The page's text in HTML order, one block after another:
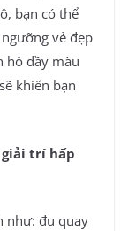
bạn có thể
vẻ đẹp
hô đầy màu
khiến bạn
trí hấp
như: đu quay